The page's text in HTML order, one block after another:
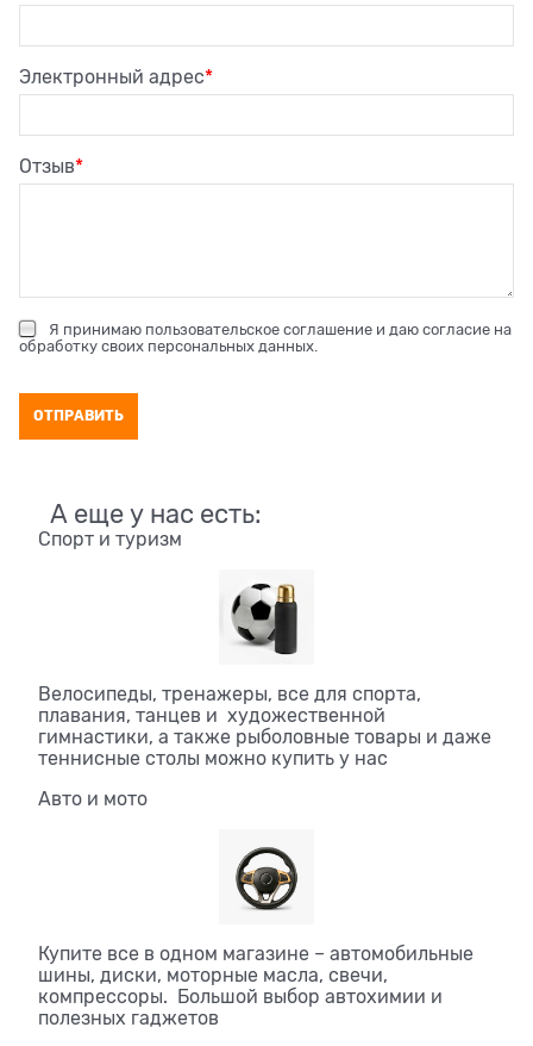
Электронный адрес
Отзыв
Я принимаю пользовательское соглашение и даю согласие на
обработку своих персональных данных
А еще у нас есть:
Спорт и туризм
Велосипеды, тренажеры, все для спорта,
плавания, танцев и художественной
гимнастики, а также рыболовные товары и даже
теннисные столы можно купить у нас
Авто и мото
Купите все в одном магазине – автомобильные
шины, диски, моторные масла, свечи,
компрессоры. Большой выбор автохимии и
полезных гаджетов